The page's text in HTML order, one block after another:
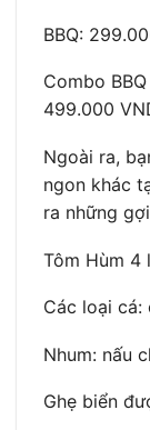
BBQ:
Combo
499.000
Ngoài ra,
ngon khác
ra những
Tôm Hùm 4
Các loại cá:
Nhum: nấu
Ghẹ biển